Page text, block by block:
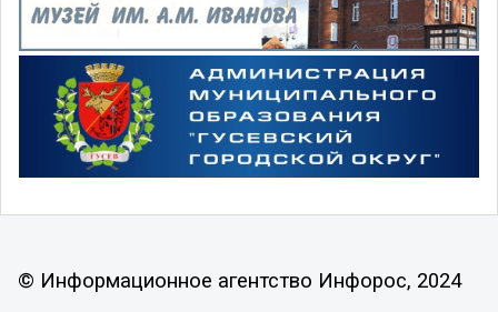
© Информационное агентство Инфорос, 2024